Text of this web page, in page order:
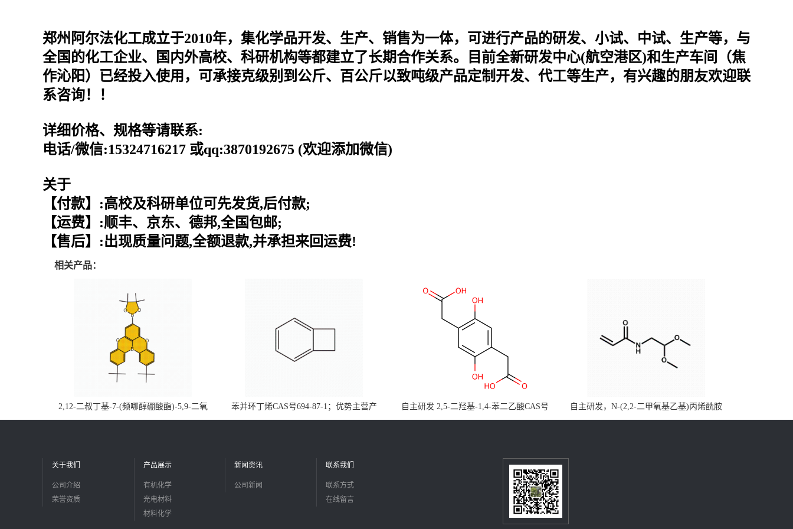
郑州阿尔法化工成立于2010年，集化学品开发、生产、销售为一体，可进行产品的研发、小试、中试、生产等，与
全国的化工企业、国内外高校、科研机构等都建立了长期合作关系。目前全新研发中心(航空港区)和生产车间（焦
作沁阳）已经投入使用，可承接克级别到公斤、百公斤以致吨级产品定制开发、代工等生产，有兴趣的朋友欢迎联
系咨询！！
详细价格、规格等请联系:
电话/微信:15324716217 或qq:3870192675 (欢迎添加微信)
关于
【付款】:高校及科研单位可先发货,后付款;
【运费】:顺丰、京东、德邦,全国包邮;
【售后】:出现质量问题,全额退款,并承担来回运费!
相关产品：
2,12-二叔丁基-7-(频哪醇硼酸酯)-5,9-二氧
杂-13b-硼萘并[3,2,1-de]蒽CAS号2648896-
苯并环丁烯CAS号694-87-1；优势主营产
品，现货直发，大小包装均可
自主研发 2,5-二羟基-1,4-苯二乙酸CAS号
5488-16-4；公斤级现货优势供应，质量保
自主研发，N-(2,2-二甲氧基乙基)丙烯酰胺
CAS号49707-23-5；丙烯酰胺类单体优势供
关于我们
公司介绍
荣誉资质
产品展示
有机化学
光电材料
材料化学
新闻资讯
公司新闻
联系我们
联系方式
在线留言